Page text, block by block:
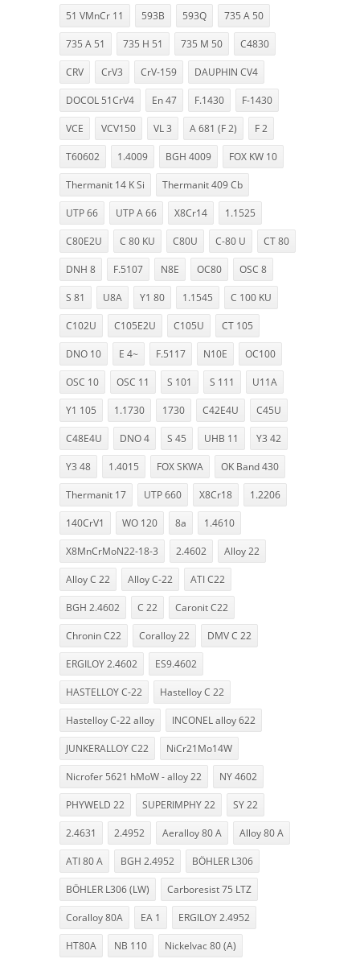
51 VMnCr 11 593B 593Q 735 A 50
735 A 51 735 H 51 735 M 50 C4830
CRV CrV3 CrV-159 DAUPHIN CV4
DOCOL 51CrV4 En 47 F.1430 F-1430
VCE VCV150 VL 3 A 681 (F 2) F 2
T60602 1.4009 BGH 4009 FOX KW 10
Thermanit 14 K Si Thermanit 409 Cb
UTP 66 UTP A 66 X8Cr14 1.1525
C80E2U C 80 KU C80U C-80 U CT 80
DNH 8 F.5107 N8E OC80 OSC 8
S 81 U8A Y1 80 1.1545 C 100 KU
C102U C105E2U C105U CT 105
DNO 10 E 4~ F.5117 N10E OC100
OSC 10 OSC 11 S 101 S 111 U11A
Y1 105 1.1730 1730 C42E4U C45U
C48E4U DNO 4 S 45 UHB 11 Y3 42
Y3 48 1.4015 FOX SKWA OK Band 430
Thermanit 17 UTP 660 X8Cr18 1.2206
140CrV1 WO 120 8a 1.4610
X8MnCrMoN22-18-3 2.4602 Alloy 22
Alloy C 22 Alloy C-22 ATI C22
BGH 2.4602 C 22 Caronit C22
Chronin C22 Coralloy 22 DMV C 22
ERGILOY 2.4602 ES9.4602
HASTELLOY C-22 Hastelloy C 22
Hastelloy C-22 alloy INCONEL alloy 622
JUNKERALLOY C22 NiCr21Mo14W
Nicrofer 5621 hMoW - alloy 22 NY 4602
PHYWELD 22 SUPERIMPHY 22 SY 22
2.4631 2.4952 Aeralloy 80 A Alloy 80 A
ATI 80 A BGH 2.4952 BÖHLER L306
BÖHLER L306 (LW) Carboresist 75 LTZ
Coralloy 80A EA 1 ERGILOY 2.4952
HT80A NB 110 Nickelvac 80 (A)